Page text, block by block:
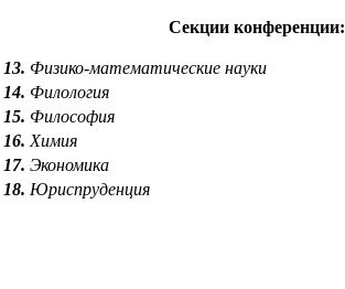
Секции конференции:
13. Физико-математические науки
14. Филология
15. Философия
16. Химия
17. Экономика
18. Юриспруденция